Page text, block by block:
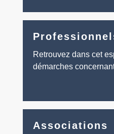
Retrouvez dans cet
démarches
Associations